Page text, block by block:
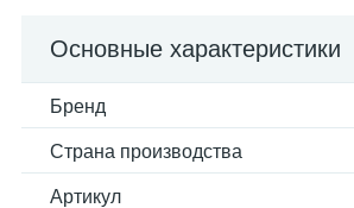
Основные характеристики
Бренд
Страна производства
Артикул